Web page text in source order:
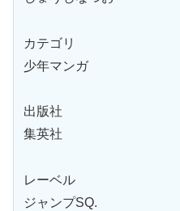
カテゴリ
少年マンガ
出版社
集英社
レーベル
ジャンプSQ.